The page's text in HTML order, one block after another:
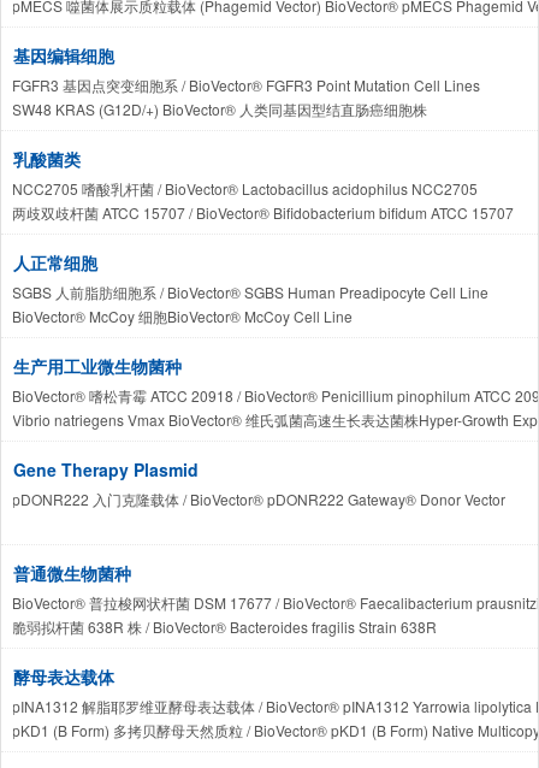
NCTC7023 Streptococcus pyogenes BioVector® 化脓性链球菌标准质控工程菌
pMECS 噬菌体展示质粒载体 (Phagemid Vector) BioVector® pMECS Phagemid
基因编辑细胞
FGFR3 基因点突变细胞系 / BioVector® FGFR3 Point Mutation Cell Lines
SW48 KRAS (G12D/+) BioVector® 人类同基因型结直肠癌细胞株
乳酸菌类
NCC2705 嗜酸乳杆菌 / BioVector® Lactobacillus acidophilus NCC2705
两歧双歧杆菌 ATCC 15707 / BioVector® Bifidobacterium bifidum ATCC 15707
ATCC 19435 BioVector®乳酸乳球菌乳亚种标准菌株 / BioVector® ATCC 19435
人正常细胞
SGBS 人前脂肪细胞系 / BioVector® SGBS Human Preadipocyte Cell Line
BioVector® McCoy 细胞BioVector® McCoy Cell Line
CHON-001 BioVector®人正常软骨细胞永生化株 / BioVector® CHON-001
生产用工业微生物菌种
BioVector® 嗜松青霉 ATCC 20918 / BioVector® Penicillium pinophilum ATCC
Vibrio natriegens Vmax BioVector® 维氏弧菌高速生长表达菌株Hyper-Growth
Gene Therapy Plasmid
pDONR222 入门克隆载体 / BioVector® pDONR222 Gateway® Donor Vector
普通微生物菌种
BioVector® 普拉梭网状杆菌 DSM 17677 / BioVector® Faecalibacterium
脆弱拟杆菌 638R 株 / BioVector® Bacteroides fragilis Strain 638R
酵母表达载体
pINA1312 解脂耶罗维亚酵母表达载体 / BioVector® pINA1312 Yarrowia lipolytica
pKD1 (B Form) 多拷贝酵母天然质粒 / BioVector® pKD1 (B Form) Native